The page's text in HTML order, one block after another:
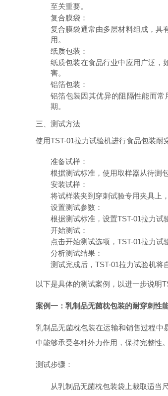
至关重要。
复合膜袋 ：
复合膜袋通常由多层材料组成，具
用。
纸质包装 ：
纸质包装在食品行业中应用广泛，
害。
铝箔包装 ：
铝箔包装因其优异的阻隔性能而
期。
三、测试方法
使用TST-01拉力试验机进行食品包装耐
准备试样 ：
根据测试标准，使用取样器从待测
安装试样 ：
将试样装夹到穿刺试验专用夹具上
设置测试参数 ：
根据测试标准，设置TST-01拉力试
开始测试 ：
点击开始测试选项，TST-01拉力
分析测试结果 ：
测试完成后，TST-01拉力试验机将
以下是具体的测试案例，以进一步说明
案例一：乳制品无菌枕包装的耐穿刺性
乳制品无菌枕包装在运输和销售过程中
中能够承受各种外力作用，保持完整性。
测试步骤：
从乳制品无菌枕包装袋上裁取适当